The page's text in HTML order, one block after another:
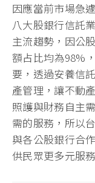
因應當前市場急
八大股銀行信託
主流趨勢，因公
額占比均為98%
要，透過安養信
產管理，讓不動
照護與財務自主
需的服務，所以
與各公股銀行合
供民眾更多元服